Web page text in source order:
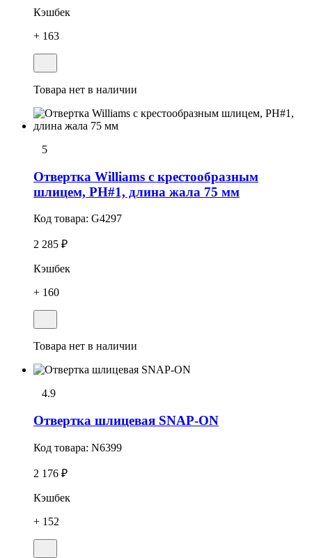
Кэшбек
+ 163
Товара нет в наличии
5
Отвертка Williams с крестообразным
шлицем, PH#1, длина жала 75 мм
Код товара: G4297
2 285 ₽
Кэшбек
+ 160
Товара нет в наличии
4.9
Отвеpтка шлицевая SNAP-ON
Код товара: N6399
2 176 ₽
Кэшбек
+ 152